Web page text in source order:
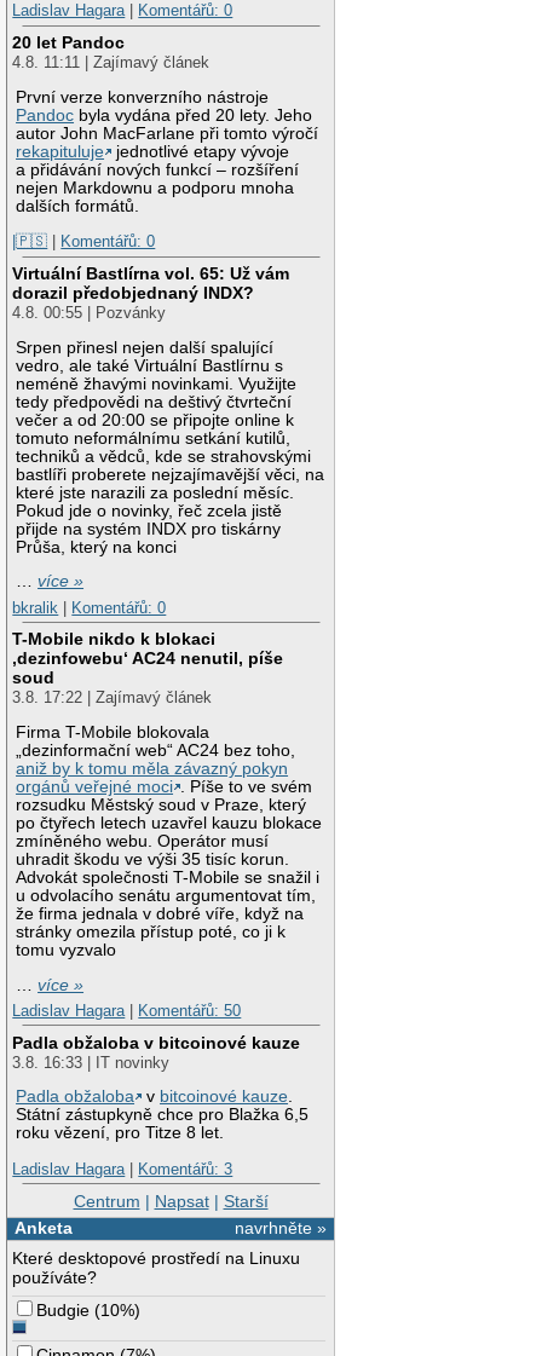
Ladislav Hagara| Komentářů: 0
20 let Pandoc
4.8. 11:11 | Zajímavý článek
První verze konverzního nástroje
Pandoc byla vydána před 20 lety. Jeho
autor John MacFarlane při tomto výročí
rekapituluje
jednotlivé etapy vývoje
a přidávání nových funkcí – rozšíření
nejen Markdownu a podporu mnoha
dalších formátů.
|🇵🇸
Komentářů: 0
Virtuální Bastlírna vol. 65: Už vám
dorazil předobjednaný INDX?
4.8. 00:55 | Pozvánky
Srpen přinesl nejen další spalující
vedro, ale také Virtuální Bastlírnu s
neméně žhavými novinkami. Využijte
tedy předpovědi na deštivý čtvrteční
večer a od 20:00 se připojte online k
tomuto neformálnímu setkání kutilů,
techniků a vědců, kde se strahovskými
bastlíři proberete nejzajímavější věci, na
které jste narazili za poslední měsíc.
Pokud jde o novinky, řeč zcela jistě
přijde na systém INDX pro tiskárny
Průša, který na konci
…více »
bkralik | Komentářů: 0
T-Mobile nikdo k blokaci
‚dezinfowebu‘ AC24 nenutil, píše
soud
3.8. 17:22 | Zajímavý článek
Firma T-Mobile blokovala
„dezinformační web“ AC24 bez toho,
aniž by k tomu měla závazný pokyn
orgánů veřejné moci
. Píše to ve svém
rozsudku Městský soud v Praze, který
po čtyřech letech uzavřel kauzu blokace
zmíněného webu. Operátor musí
uhradit škodu ve výši 35 tisíc korun.
Advokát společnosti T-Mobile se snažil i
u odvolacího senátu argumentovat tím,
že firma jednala v dobré víře, když na
stránky omezila přístup poté, co ji k
tomu vyzvalo
…více »
Ladislav Hagara| Komentářů: 50
Padla obžaloba v bitcoinové kauze
3.8. 16:33 | IT novinky
Padla obžaloba
v bitcoinové kauze.
Státní zástupkyně chce pro Blažka 6,5
roku vězení, pro Titze 8 let.
Ladislav Hagara| Komentářů: 3
Centrum | Napsat| Starší
navrhněte »
Anketa
Které desktopové prostředí na Linuxu
používáte?
Budgie (10%)